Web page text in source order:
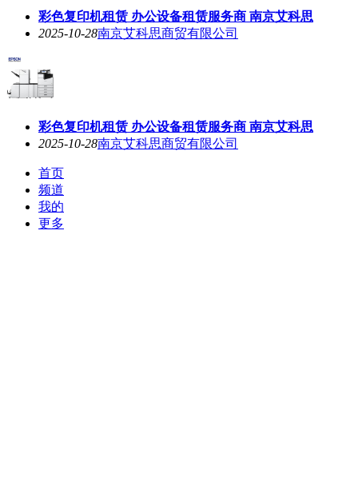
彩色复印机租赁 办公设备租赁服务商 南京艾科思
2025-10-28南京艾科思商贸有限公司
彩色复印机租赁 办公设备租赁服务商 南京艾科思
2025-10-28南京艾科思商贸有限公司
首页
频道
我的
更多